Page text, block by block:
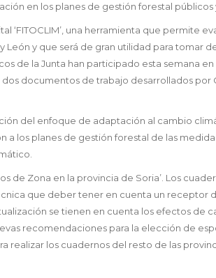
en los planes de gestión forestal públicos
‘FITOCLIM’, una herramienta que permite
y que será de gran utilidad para tomar
de la Junta han participado esta semana
documentos de trabajo desarrollados por
del enfoque de adaptación al cambio
los planes de gestión forestal de las
de Zona en la provincia de Soria’. Los
que deber tener en cuenta un receptor
se tienen en cuenta los efectos de
recomendaciones para la elección de
los cuadernos del resto de las